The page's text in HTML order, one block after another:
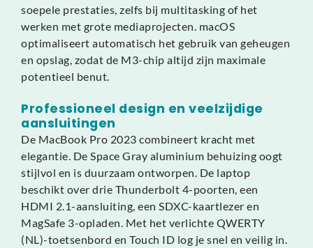
soepele prestaties, zelfs bij multitasking of het
werken met grote mediaprojecten. macOS
optimaliseert automatisch het gebruik van geheugen
en opslag, zodat de M3-chip altijd zijn maximale
potentieel benut.
Professioneel design en veelzijdige
aansluitingen
De MacBook Pro 2023 combineert kracht met
elegantie. De Space Gray aluminium behuizing oogt
stijlvol en is duurzaam ontworpen. De laptop
beschikt over drie Thunderbolt 4-poorten, een
HDMI 2.1-aansluiting, een SDXC-kaartlezer en
MagSafe 3-opladen. Met het verlichte QWERTY
(NL)-toetsenbord en Touch ID log je snel en veilig in.